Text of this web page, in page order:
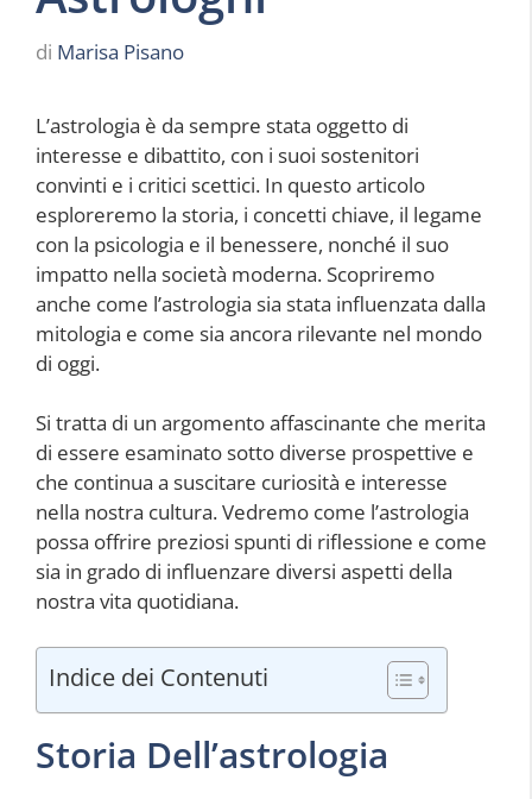
di Marisa Pisano
L’astrologia è da sempre stata oggetto di
interesse e dibattito, con i suoi sostenitori
convinti e i critici scettici. In questo articolo
esploreremo la storia, i concetti chiave, il legame
con la psicologia e il benessere, nonché il suo
impatto nella società moderna. Scopriremo
anche come l’astrologia sia stata influenzata dalla
mitologia e come sia ancora rilevante nel mondo
di oggi.
Si tratta di un argomento affascinante che merita
di essere esaminato sotto diverse prospettive e
che continua a suscitare curiosità e interesse
nella nostra cultura. Vedremo come l’astrologia
possa offrire preziosi spunti di riflessione e come
sia in grado di influenzare diversi aspetti della
nostra vita quotidiana.
Indice dei Contenuti
Storia Dell’astrologia